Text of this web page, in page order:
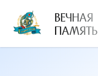
ВЕЧНАЯ
ПАМЯТЬ